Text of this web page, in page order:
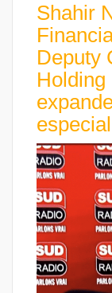
Shahir
Deputy